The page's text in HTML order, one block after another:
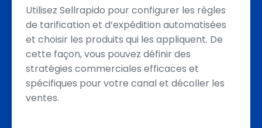
Utilisez Sellrapido pour configurer les règles
de tarification et d’expédition automatisées
et choisir les produits qui les appliquent. De
cette façon, vous pouvez définir des
stratégies commerciales efficaces et
spécifiques pour votre canal et décoller les
ventes.